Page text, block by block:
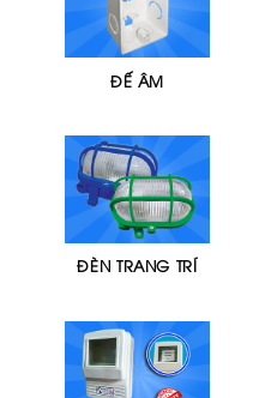
ĐẾ ÂM
ĐÈN TRANG TRÍ